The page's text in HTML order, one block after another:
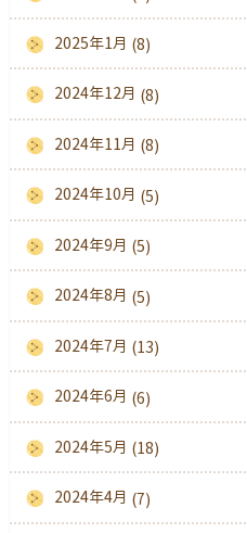
2025年1月 (8)
2024年12月 (8)
2024年11月 (8)
2024年10月 (5)
2024年9月 (5)
2024年8月 (5)
2024年7月 (13)
2024年6月 (6)
2024年5月 (18)
2024年4月 (7)